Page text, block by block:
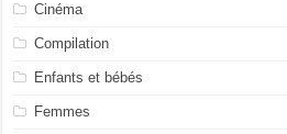
Cinéma
Compilation
Enfants et bébés
Femmes